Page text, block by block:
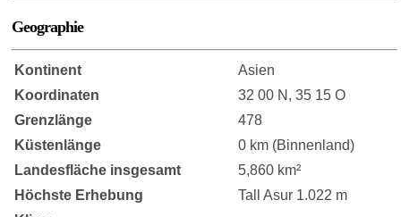
Geographie
Kontinent
Asien
Koordinaten
32 00 N, 35 15 O
Grenzlänge
478
Küstenlänge
0 km (Binnenland)
Landesfläche insgesamt
5,860 km²
Höchste Erhebung
Tall Asur 1.022 m